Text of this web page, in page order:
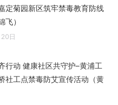
定菊园新区筑牢禁毒教育防线
飞）
日
行动 健康社区共守护–黄浦工
社工点禁毒防艾宣传活动（黄